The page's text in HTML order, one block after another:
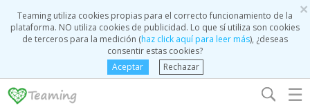
×
Teaming utiliza cookies propias para el correcto funcionamiento de la
plataforma. NO utiliza cookies de publicidad. Lo que sí utiliza son cookies
de terceros para la medición (haz click aquí para leer más), ¿deseas
consentir estas cookies?
Aceptar
Rechazar
☰